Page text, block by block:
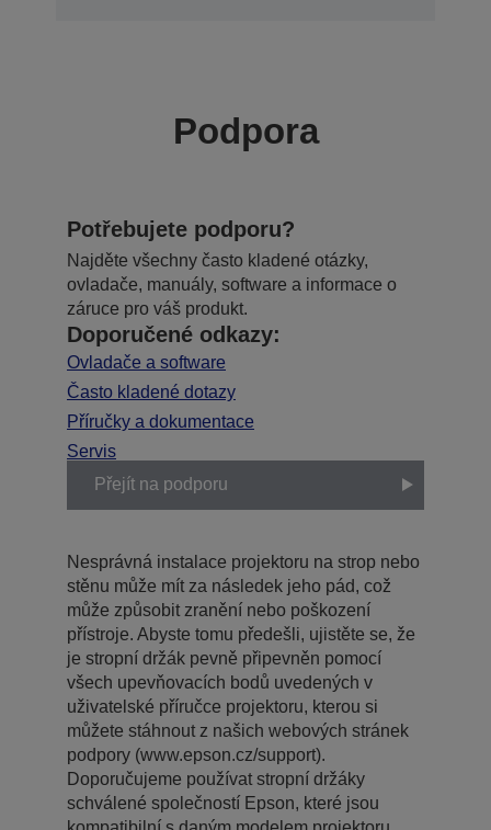
Podpora
Potřebujete podporu?
Najděte všechny často kladené otázky,
ovladače, manuály, software a informace o
záruce pro váš produkt.
Doporučené odkazy:
Ovladače a software
Často kladené dotazy
Příručky a dokumentace
Servis
Přejít na podporu
Nesprávná instalace projektoru na strop nebo
stěnu může mít za následek jeho pád, což
může způsobit zranění nebo poškození
přístroje. Abyste tomu předešli, ujistěte se, že
je stropní držák pevně připevněn pomocí
všech upevňovacích bodů uvedených v
uživatelské příručce projektoru, kterou si
můžete stáhnout z našich webových stránek
podpory (www.epson.cz/support).
Doporučujeme používat stropní držáky
schválené společností Epson, které jsou